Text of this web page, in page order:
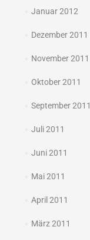
Januar 2012
Dezember 2011
November 2011
Oktober 2011
September 2011
Juli 2011
Juni 2011
Mai 2011
April 2011
März 2011